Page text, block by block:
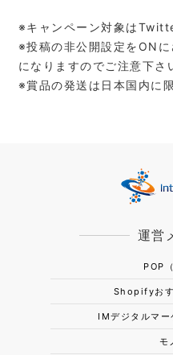
※キャンペーン対象は
※投稿の非公開設定をON
になりますのでご注意下さ
※賞品の発送は日本国内に
運営
POP
Shopifyおす
IMデジタルマー
モ